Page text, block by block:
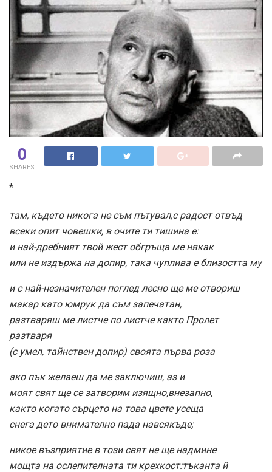
0
SHARES
*
там, където никога не съм пътувал,с радост отвъд
всеки опит човешки, в очите ти тишина е:
и най-дребният твой жест обгръща ме някак
или не издържа на допир, така чуплива е близостта му
и с най-незначителен поглед лесно ще ме отвориш
макар като юмрук да съм запечатан,
разтваряш ме листче по листче както Пролет
разтваря
(с умел, тайнствен допир) своята първа роза
ако пък желаеш да ме заключиш, аз и
моят свят ще се затворим изящно,внезапно,
както когато сърцето на това цвете усеща
снега дето внимателно пада навсякъде;
никое възприятие в този свят не ще надмине
мощта на ослепителната ти крехкост:тъканта й